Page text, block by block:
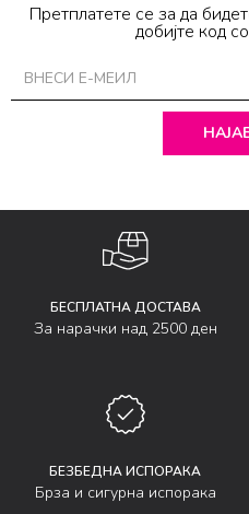
Претплатете се за да
добијте код
БЕСПЛАТНА ДОСТАВА
За нарачки над 2500 ден
БЕЗБЕДНА ИСПОРАКА
Брза и сигурна испорака